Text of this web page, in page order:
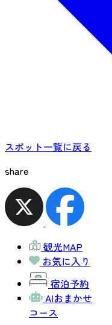
スポット一覧に戻る
share
観光MAP
お気に入り
宿泊予約
AIおまかせ
コース